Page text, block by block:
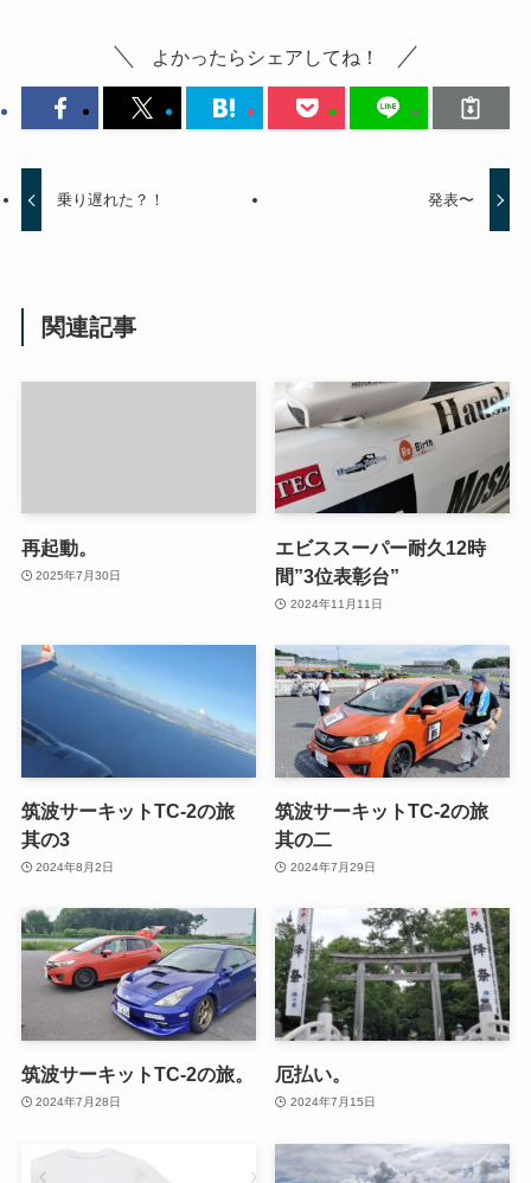
よかったらシェアしてね！
乗り遅れた？！ 発表〜
関連記事
再起動。
2025年7月30日
エビススーパー耐久12時
間”3位表彰台”
2024年11月11日
筑波サーキットTC-2の旅
其の3
2024年8月2日
筑波サーキットTC-2の旅
其の二
2024年7月29日
筑波サーキットTC-2の旅。
2024年7月28日
厄払い。
2024年7月15日